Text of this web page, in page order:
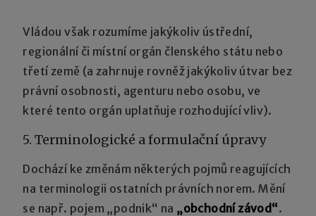
Vládou však rozumíme jakýkoliv ústřední,
regionální či místní orgán členského státu nebo
třetí země (a zahrnuje rovněž jakýkoliv útvar bez
právní osobnosti, agenturu nebo osobu, ve
které tento orgán uplatňuje rozhodující vliv).
5. Terminologické a formulační úpravy
Dochází ke změnám některých pojmů reagujících
na terminologii ostatních právních norem. Mění
se např. pojem „podnik“ na „obchodní závod“.